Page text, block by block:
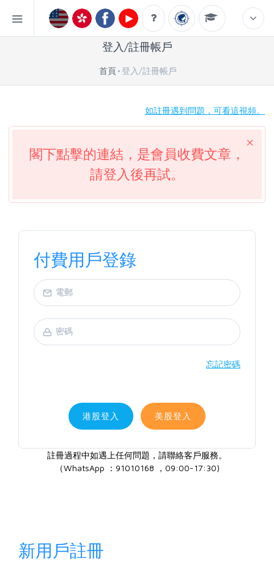
登入/註冊帳戶
首頁 登入/註冊帳戶
如註冊遇到問題，可看這視頻。
閣下點擊的連結，是會員收費文章，
請登入後再試。
付費用戶登錄
忘記密碼
港股登入 美股登入
註冊過程中如遇上任何問題，請聯絡客戶服務。
（WhatsApp ：91010168 ，09:00-17:30)
新用戶註冊